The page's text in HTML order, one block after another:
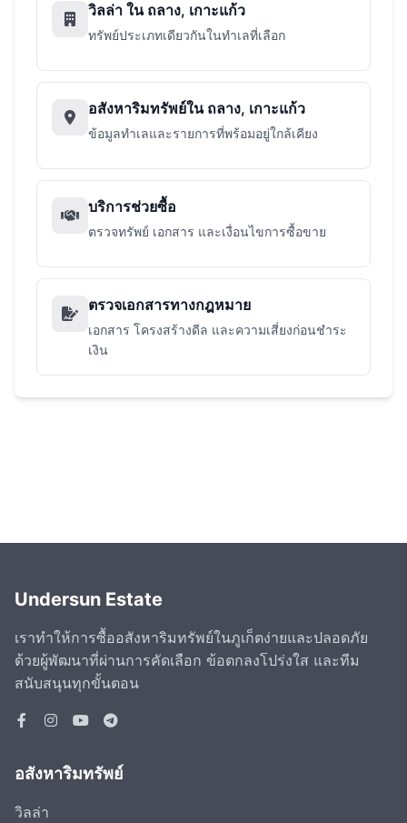
วิลล่า ใน ถลาง, เกาะแก้ว
ทรัพย์ประเภทเดียวกันในทำเลที่เลือก
อสังหาริมทรัพย์ใน ถลาง, เกาะแก้ว
ข้อมูลทำเลและรายการที่พร้อมอยู่ใกล้เคียง
บริการช่วยซื้อ
ตรวจทรัพย์ เอกสาร และเงื่อนไขการซื้อขาย
ตรวจเอกสารทางกฎหมาย
เอกสาร โครงสร้างดีล และความเสี่ยงก่อนชำระ
เงิน
Undersun Estate
เราทำให้การซื้ออสังหาริมทรัพย์ในภูเก็ตง่ายและปลอดภัย
ด้วยผู้พัฒนาที่ผ่านการคัดเลือก ข้อตกลงโปร่งใส และทีม
สนับสนุนทุกขั้นตอน
อสังหาริมทรัพย์
วิลล่า